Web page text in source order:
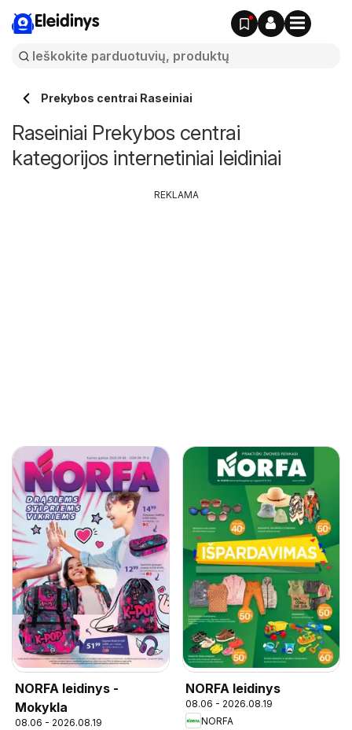
Eleidinys
Prekybos centrai Raseiniai
Raseiniai Prekybos centrai
kategorijos internetiniai leidiniai
NORFA leidinys -
Mokykla
08.06 - 2026.08.19
NORFA leidinys
08.06 - 2026.08.19
NORFA
REKLAMA